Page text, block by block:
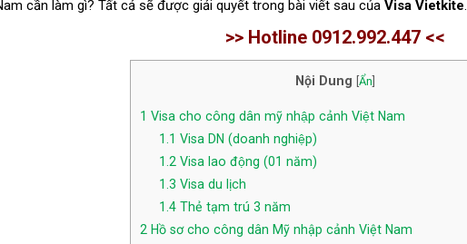
cần làm gì? Tất cả sẽ được giải quyết trong bài viết sau của Visa Vietkite.
>> Hotline 0912.992.447 <<
Nội Dung Ẩn
1 Visa cho công dân mỹ nhập cảnh Việt Nam
1.1 Visa DN (doanh nghiệp)
1.2 Visa lao động (01 năm)
1.3 Visa du lịch
1.4 Thẻ tạm trú 3 năm
2 Hồ sơ cho công dân Mỹ nhập cảnh Việt Nam